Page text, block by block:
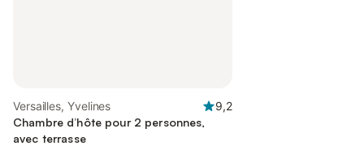
Versailles, Yvelines
9,2
Chambre d’hôte pour 2 personnes,
avec terrasse